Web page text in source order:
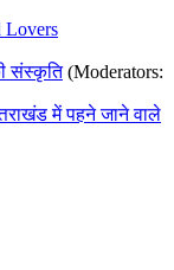
Lovers
संस्कृति (Moderators:
में पहने जाने वाले